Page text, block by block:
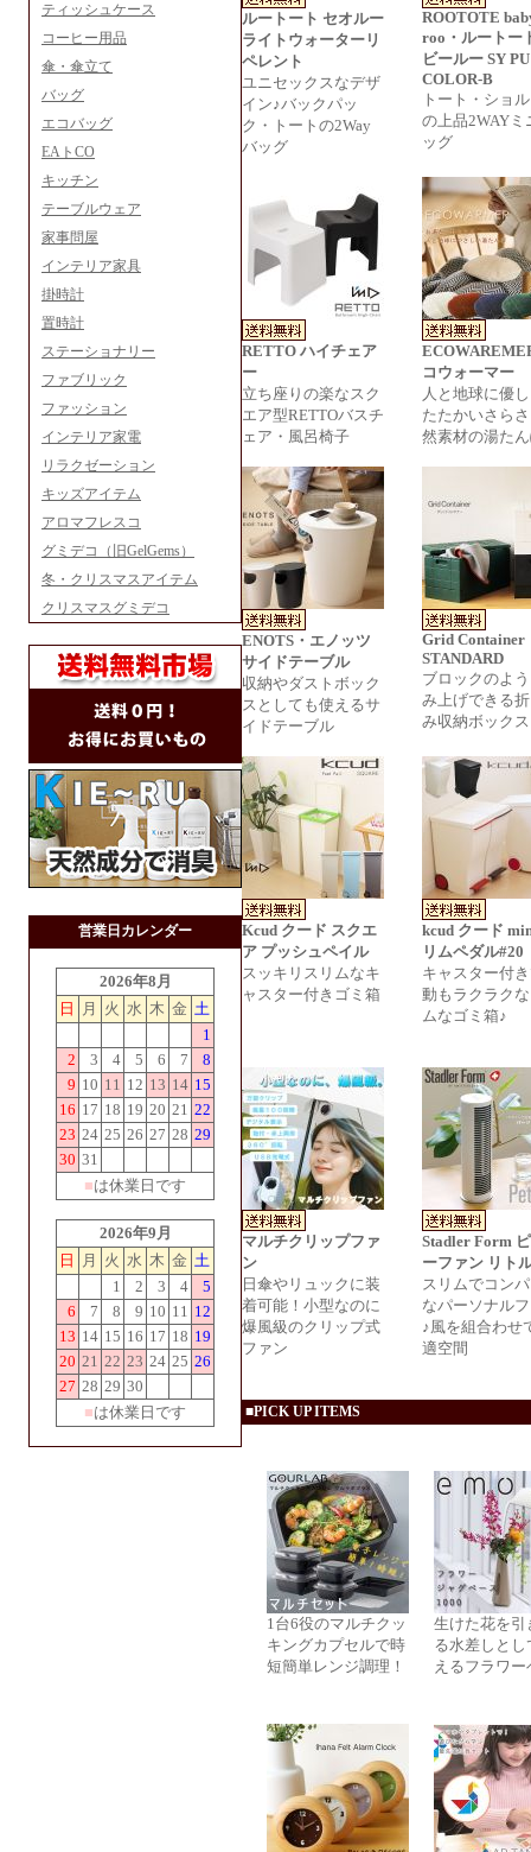
ティッシュケース
コーヒー用品
傘・傘立て
バッグ
エコバッグ
EAトCO
キッチン
テーブルウェア
家事問屋
インテリア家具
掛時計
置時計
ステーショナリー
ファブリック
ファッション
インテリア家電
リラクゼーション
キッズアイテム
アロマフレスコ
グミデコ（旧GelGems）
冬・クリスマスアイテム
クリスマスグミデコ
営業日カレンダー
2026年8月
日
月 火 水 木 金 土
1
2
3 4 5 6 7
8
9 10 11 12 13 14 15
16 17 18 19 20 21 22
23 24 25 26 27 28 29
30 31
■は休業日です
2026年9月
日
月 火 水 木 金 土
1
2 3 4
5
6
7 8 9 10 11 12
13 14 15 16 17 18 19
20 21 22 23 24 25 26
27 28 29 30
■は休業日です
ルートート セオルー
ライトウォーターリ
ペレント
ユニセックスなデザ
イン♪バックパッ
ク・トートの2Way
バッグ
ROOTOTE
roo・ルートー
ビールー SY PU
COLOR-B
トート・ショ
の上品2WAYミ
ッグ
RETTO ハイチェア
ー
立ち座りの楽なスク
エア型RETTOバスチ
ェア・風呂椅子
コウォーマー
人と地球に優
たたかいさら
然素材の湯た
ENOTS・エノッツ
サイドテーブル
収納やダストボック
スとしても使えるサ
イドテーブル
Grid Container
STANDARD
ブロックのよ
み上げできる
み収納ボックス
Kcud クード スクエ
ア プッシュペイル
スッキリスリムなキ
ャスター付きゴミ箱
kcud クード
リムペダル#20
キャスター付
動もラクラク
ムなゴミ箱♪
マルチクリップファ
ン
日傘やリュックに装
着可能！小型なのに
爆風級のクリップ式
ファン
Stadler Form
ーファン リト
スリムでコン
なパーソナル
♪風を組合わせ
適空間
■PICK UP ITEMS
1台6役のマルチクッ
キングカプセルで時
短簡単レンジ調理！
生けた花を引
る水差しとし
えるフラワー